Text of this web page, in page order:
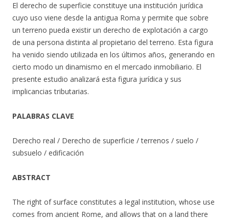
El derecho de superficie constituye una institución jurídica
cuyo uso viene desde la antigua Roma y permite que sobre
un terreno pueda existir un derecho de explotación a cargo
de una persona distinta al propietario del terreno. Esta figura
ha venido siendo utilizada en los últimos años, generando en
cierto modo un dinamismo en el mercado inmobiliario. El
presente estudio analizará esta figura jurídica y sus
implicancias tributarias.
PALABRAS CLAVE
Derecho real / Derecho de superficie / terrenos / suelo /
subsuelo / edificación
ABSTRACT
The right of surface constitutes a legal institution, whose use
comes from ancient Rome, and allows that on a land there